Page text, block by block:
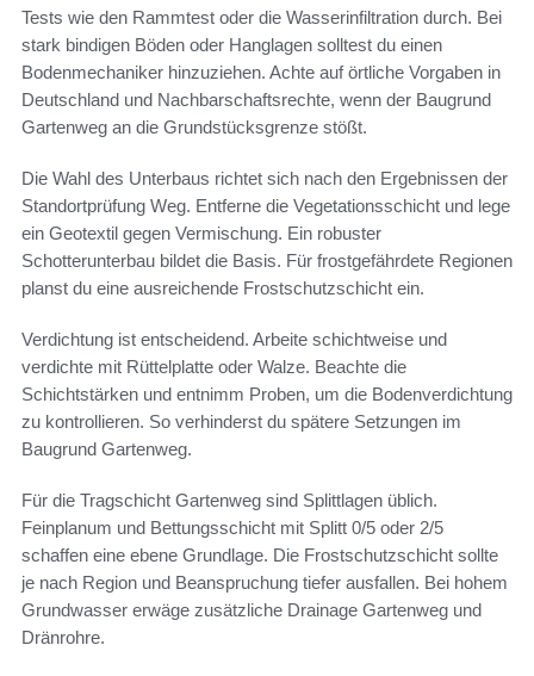
Tests wie den Rammtest oder die Wasserinfiltration durch. Bei
stark bindigen Böden oder Hanglagen solltest du einen
Bodenmechaniker hinzuziehen. Achte auf örtliche Vorgaben in
Deutschland und Nachbarschaftsrechte, wenn der Baugrund
Gartenweg an die Grundstücksgrenze stößt.
Die Wahl des Unterbaus richtet sich nach den Ergebnissen der
Standortprüfung Weg. Entferne die Vegetationsschicht und lege
ein Geotextil gegen Vermischung. Ein robuster
Schotterunterbau bildet die Basis. Für frostgefährdete Regionen
planst du eine ausreichende Frostschutzschicht ein.
Verdichtung ist entscheidend. Arbeite schichtweise und
verdichte mit Rüttelplatte oder Walze. Beachte die
Schichtstärken und entnimm Proben, um die Bodenverdichtung
zu kontrollieren. So verhinderst du spätere Setzungen im
Baugrund Gartenweg.
Für die Tragschicht Gartenweg sind Splittlagen üblich.
Feinplanum und Bettungsschicht mit Splitt 0/5 oder 2/5
schaffen eine ebene Grundlage. Die Frostschutzschicht sollte
je nach Region und Beanspruchung tiefer ausfallen. Bei hohem
Grundwasser erwäge zusätzliche Drainage Gartenweg und
Dränrohre.